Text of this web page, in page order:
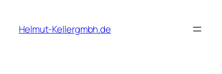
content
Helmut-Kellergmbh.de